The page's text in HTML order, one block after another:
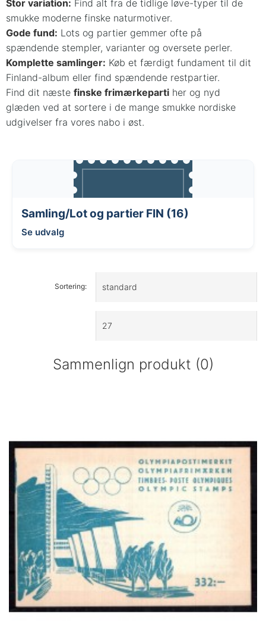
Stor variation: Find alt fra de tidlige løve-typer til de
smukke moderne finske naturmotiver.
Gode fund: Lots og partier gemmer ofte på
spændende stempler, varianter og oversete perler.
Komplette samlinger: Køb et færdigt fundament til dit
Finland-album eller find spændende restpartier.
Find dit næste finske frimærkeparti her og nyd
glæden ved at sortere i de mange smukke nordiske
udgivelser fra vores nabo i øst.
Samling/Lot og partier FIN (16)
Se udvalg
Sortering:
Sammenlign produkt (0)